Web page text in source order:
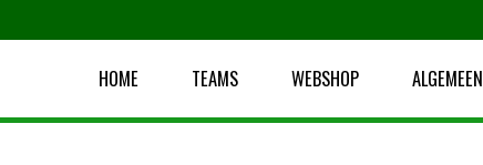
HOME TEAMS WEBSHOP ALGEMEEN